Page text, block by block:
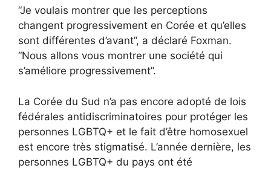
“Je voulais montrer que les perceptions
changent progressivement en Corée et qu’elles
sont différentes d’avant”, a déclaré Foxman.
“Nous allons vous montrer une société qui
s’améliore progressivement”.
La Corée du Sud n’a pas encore adopté de lois
fédérales antidiscriminatoires pour protéger les
personnes LGBTQ+ et le fait d’être homosexuel
est encore très stigmatisé. L’année dernière, les
personnes LGBTQ+ du pays ont été